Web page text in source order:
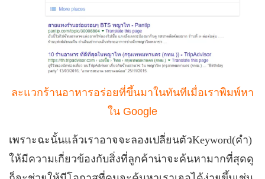
ละแวกร้านอาหารอร่อยที่ขึ้นมาในทันทีเมื่อเราพิมพ์หา
ใน Google
เพราะฉะนั้นแล้วเราอาจจะลองเปลี่ยนตัวKeyword(คำ)
ให้มีความเกี่ยวข้องกับสิ่งที่ลูกค้าน่าจะค้นหามากที่สุดดู